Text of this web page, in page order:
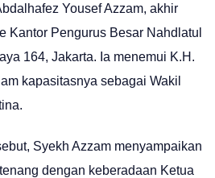
Yousef Azzam, akhir
Kantor Pengurus Besar Nahdlatul
164, Jakarta. Ia menemui K.H.
kapasitasnya sebagai Wakil
Syekh Azzam menyampaikan
dengan keberadaan Ketua